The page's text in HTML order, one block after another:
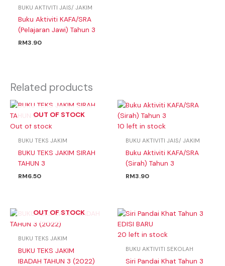
BUKU AKTIVITI JAIS/ JAKIM
Buku Aktiviti KAFA/SRA
(Pelajaran Jawi) Tahun 3
RM3.90
Related products
OUT OF STOCK
Out of stock
BUKU TEKS JAKIM
BUKU TEKS JAKIM SIRAH
TAHUN 3
RM6.50
10 left in stock
BUKU AKTIVITI JAIS/ JAKIM
Buku Aktiviti KAFA/SRA
(Sirah) Tahun 3
RM3.90
OUT OF STOCK
BUKU TEKS JAKIM
BUKU TEKS JAKIM
IBADAH TAHUN 3 (2022)
20 left in stock
BUKU AKTIVITI SEKOLAH
Siri Pandai Khat Tahun 3